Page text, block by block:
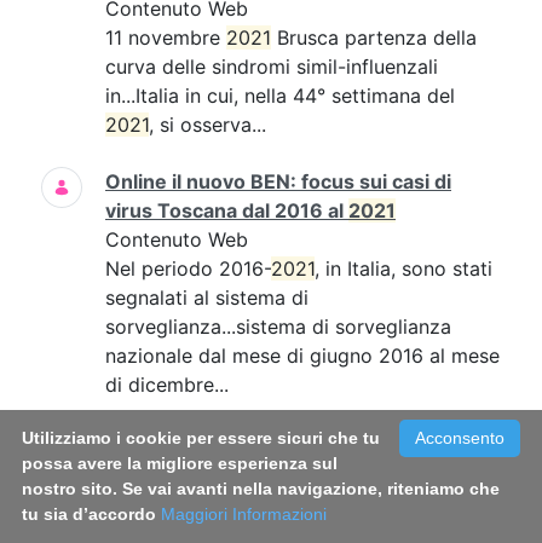
Contenuto Web
11 novembre 2021 Brusca partenza della
curva delle sindromi simil-influenzali
in...Italia in cui, nella 44° settimana del
2021, si osserva...
Online il nuovo BEN: focus sui casi di
virus Toscana dal 2016 al 2021
Contenuto Web
Nel periodo 2016-2021, in Italia, sono stati
segnalati al sistema di
sorveglianza...sistema di sorveglianza
nazionale dal mese di giugno 2016 al mese
di dicembre...
Long Covid: le donne sembrano più
colpite. Una sfida per la medicina di
genere
Contenuto Web
Acconsento
Utilizziamo i cookie per essere sicuri che tu
possa avere la migliore esperienza sul
nostro sito. Se vai avanti nella navigazione, riteniamo che
tu sia d’accordo Maggiori Informazioni